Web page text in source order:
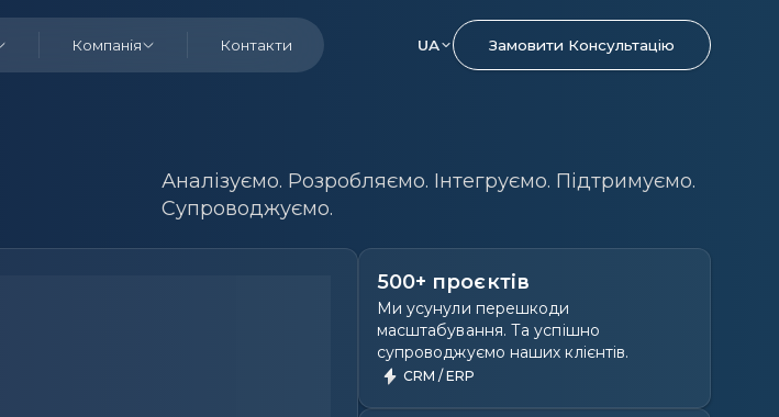
Компанія Контакти UA Замовити Консультацію
Аналізуємо. Розробляємо. Інтегруємо. Підтримуємо.
Супроводжуємо.
500+ проєктів
Ми усунули перешкоди
масштабування. Та успішно
супроводжуємо наших клієнтів.
CRM / ERP